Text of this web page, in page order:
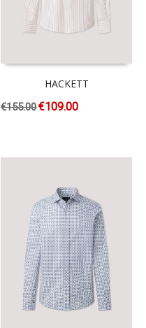
HACKETT
€155.00€109.00